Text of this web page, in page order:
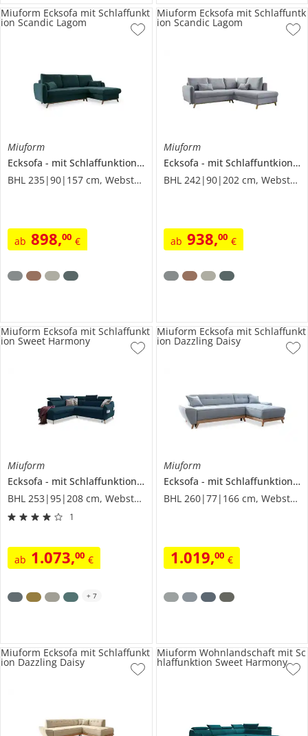
Miuform
Ecksofa
mit Schlaffunktion
Scandic Lagom
BHL 235|90|157 cm, Webstoff
ab 898,00 €
Miuform Ecksofa mit Schlaffunkt
ion Scandic Lagom
Miuform
Ecksofa
mit Schlaffuntkion
BHL 242|90|202 cm, Webstoff
ab 938,00 €
Miuform Ecksofa mit Schlaffuntk
ion Scandic Lagom
Miuform
Ecksofa
mit Schlaffunktion
Sweet Harmony
BHL 253|95|208 cm, Webstoff
1
ab 1.073,00 €
Miuform Ecksofa mit Schlaffunkt
ion Sweet Harmony
+ 7
Miuform
Ecksofa
mit Schlaffunktion
BHL 260|77|166 cm, Webstoff
1.019,00 €
Miuform Ecksofa mit Schlaffunkt
ion Dazzling Daisy
Miuform Ecksofa mit Schlaffunkt
ion Dazzling Daisy
Miuform Wohnlandschaft mit Sc
hlaffunktion Sweet Harmony